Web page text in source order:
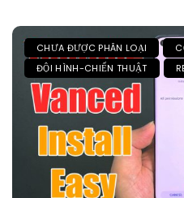
CHƯA ĐƯỢC PHÂN LOẠI
ĐỘI HÌNH-CHIẾN THUẬT